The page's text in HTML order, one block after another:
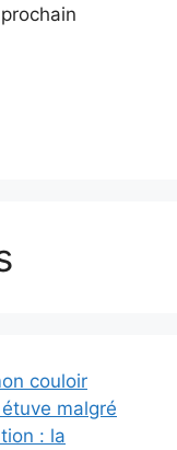
couloir
malgré
: la